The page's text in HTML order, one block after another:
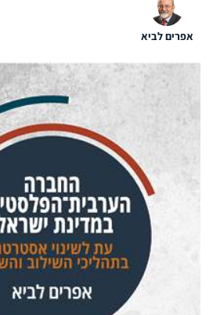
אפרים לביא